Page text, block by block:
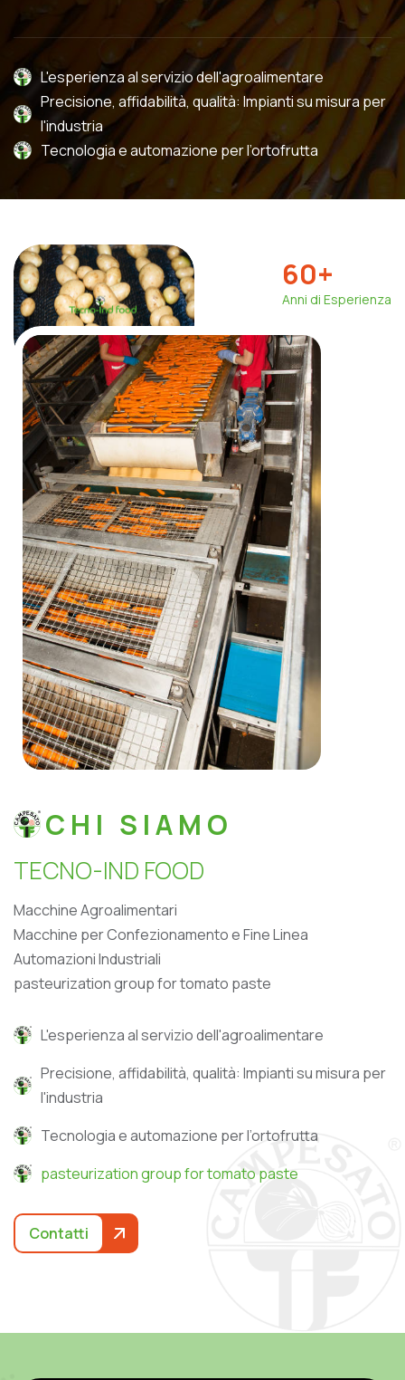
L'esperienza al servizio dell'agroalimentare
Precisione, affidabilità, qualità: Impianti su misura per
l'industria
Tecnologia e automazione per l’ortofrutta
60+
Anni di Esperienza
CHI SIAMO
TECNO-IND FOOD
Macchine Agroalimentari
Macchine per Confezionamento e Fine Linea
Automazioni Industriali
pasteurization group for tomato paste
L'esperienza al servizio dell'agroalimentare
Precisione, affidabilità, qualità: Impianti su misura per
l'industria
Tecnologia e automazione per l’ortofrutta
pasteurization group for tomato paste
Contatti